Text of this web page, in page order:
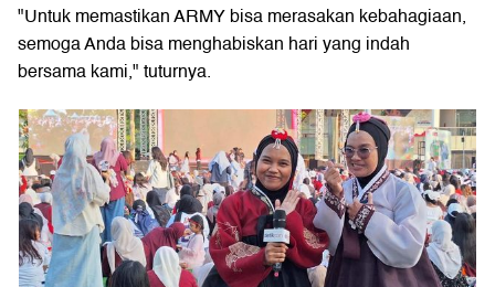
"Untuk memastikan ARMY bisa merasakan kebahagiaan,
semoga Anda bisa menghabiskan hari yang indah
bersama kami," tuturnya.